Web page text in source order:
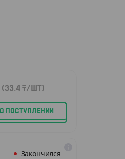
(33.4 ₸/ШТ)
ПОСТУПЛЕНИИ
Закончился